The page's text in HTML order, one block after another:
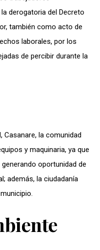
derogatoria del Decreto
también como acto de
laborales, por los
de percibir durante la
Casanare, la comunidad
y maquinaria, ya que
oportunidad de
además, la ciudadanía